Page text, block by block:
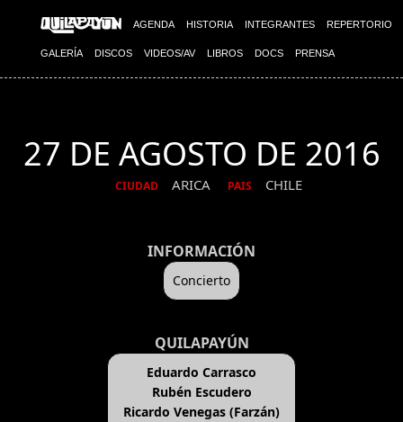
AGENDA HISTORIA INTEGRANTES REPERTORIO
GALERÍA DISCOS VIDEOS/AV LIBROS DOCS PRENSA
27 DE AGOSTO DE 2016
CIUDAD ARICA PAIS CHILE
INFORMACIÓN
Concierto
QUILAPAYÚN
Eduardo Carrasco
Rubén Escudero
Ricardo Venegas (Farzán)